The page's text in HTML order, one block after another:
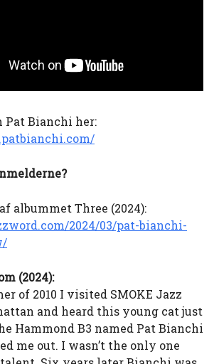
Pat Bianchi her:
albummet Three (2024):
2024/03/pat-bianchi-
(2024):
of 2010 I visited SMOKE Jazz
and heard this young cat just
Hammond B3 named Pat Bianchi
me out. I wasn’t the only one